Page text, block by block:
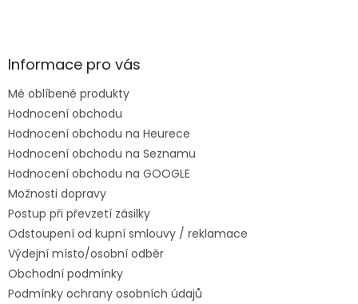
Informace pro vás
Mé oblíbené produkty
Hodnocení obchodu
Hodnocení obchodu na Heurece
Hodnocení obchodu na Seznamu
Hodnocení obchodu na GOOGLE
Možnosti dopravy
Postup při převzetí zásilky
Odstoupení od kupní smlouvy / reklamace
Výdejní místo/osobní odběr
Obchodní podmínky
Podmínky ochrany osobních údajů